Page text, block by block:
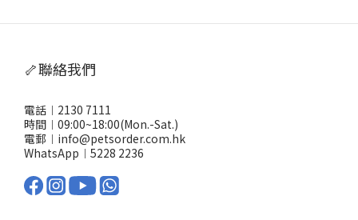
🦴聯絡我們
電話︱2130 7111
時間︱09:00~18:00(Mon.-Sat.)
電郵︱info@petsorder.com.hk
WhatsApp︱ 5228 2236